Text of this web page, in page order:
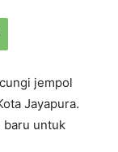
jempol
Jayapura.
baru untuk